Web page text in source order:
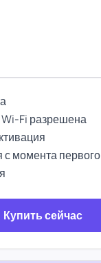
Wi-Fi разрешена
с момента первого
Купить сейчас